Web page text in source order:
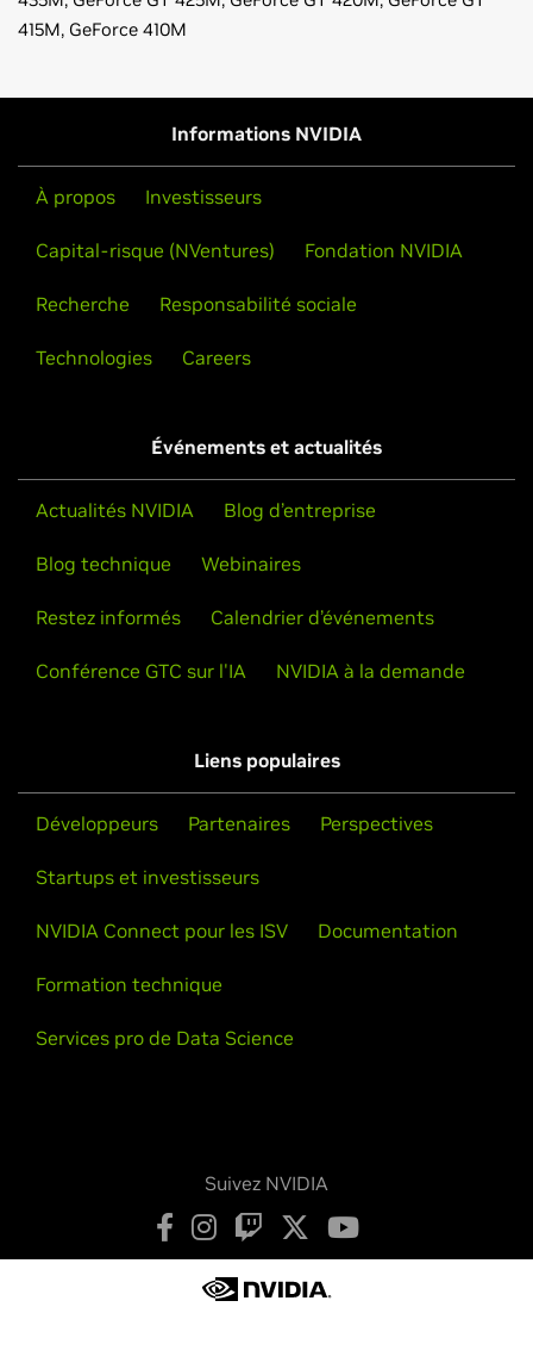
415M, GeForce 410M
(v376.33)
Guide de l'utilisateur du panneau de configuration
Informations NVIDIA
À propos Investisseurs
Capital-risque (NVentures) Fondation NVIDIA
Recherche Responsabilité sociale
Technologies Careers
Événements et actualités
Actualités NVIDIA Blog d’entreprise
Blog technique Webinaires
Restez informés Calendrier d’événements
Conférence GTC sur l'IA NVIDIA à la demande
Liens populaires
Développeurs Partenaires Perspectives
Startups et investisseurs
NVIDIA Connect pour les ISV Documentation
Formation technique
Services pro de Data Science
Suivez NVIDIA